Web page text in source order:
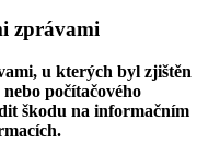
zprávami
u kterých byl zjištěn
počítačového
škodu na informačním